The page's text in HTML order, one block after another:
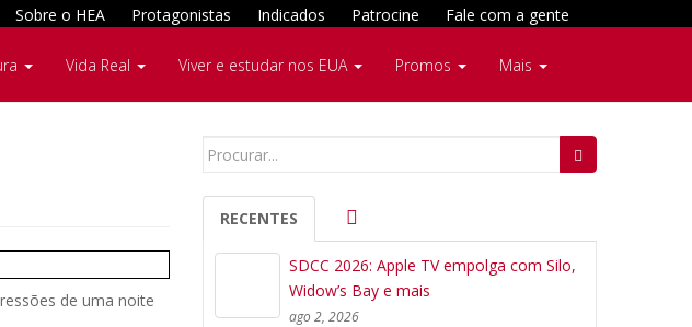
Sobre o HEA Protagonistas Indicados Patrocine Fale com a gente
Vida Real Viver e estudar nos EUA Promos Mais
de uma noite
Search
RECENTES
SDCC 2026: Apple TV empolga com Silo,
Widow’s Bay e mais
ago 2, 2026